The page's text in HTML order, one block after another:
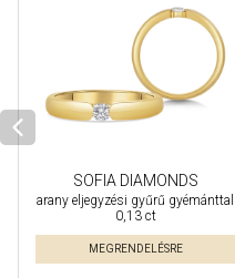
SOFIA DIAMONDS
arany eljegyzési gyűrű gyémánttal
0,13 ct
MEGRENDELÉSRE